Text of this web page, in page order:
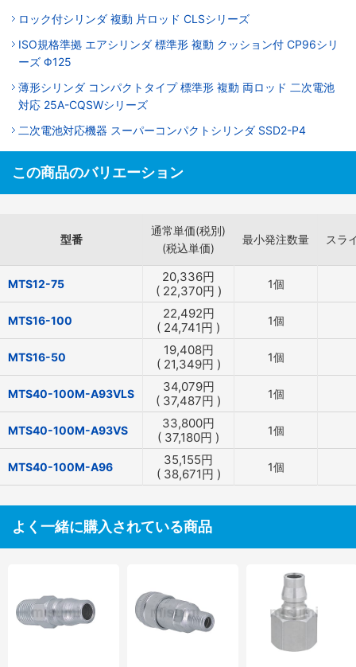
ロック付シリンダ 複動 片ロッド CLSシリーズ
ISO規格準拠 エアシリンダ 標準形 複動 クッション付 CP96シリ
ーズ Φ125
薄形シリンダ コンパクトタイプ 標準形 複動 両ロッド 二次電池
対応 25A-CQSWシリーズ
二次電池対応機器 スーパーコンパクトシリンダ SSD2-P4
この商品のバリエーション
型番
通常単価(税別)
(税込単価)
最小発注数量 スラ
MTS12-75 20,336円
( 22,370円 ) 1個
MTS16-100 22,492円
( 24,741円 ) 1個
MTS16-50 19,408円
( 21,349円 ) 1個
MTS40-100M-A93VLS 34,079円
( 37,487円 ) 1個
MTS40-100M-A93VS 33,800円
( 37,180円 ) 1個
MTS40-100M-A96 35,155円
( 38,671円 ) 1個
よく一緒に購入されている商品